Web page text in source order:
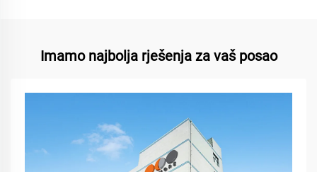
Imamo najbolja rješenja za vaš posao